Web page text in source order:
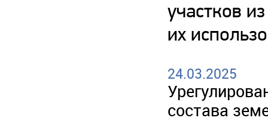
участков
их
24.03.2025
состава